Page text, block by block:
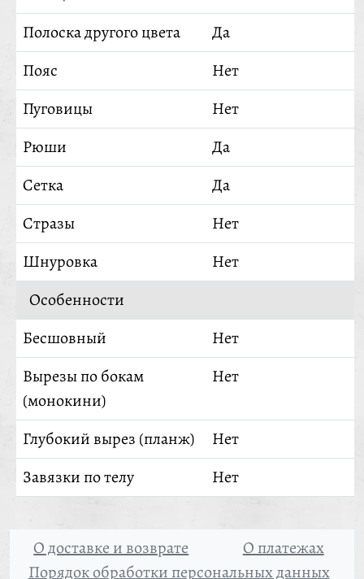
Полоска другого цвета
Да
Пояс
Нет
Пуговицы
Нет
Рюши
Да
Сетка
Да
Стразы
Нет
Шнуровка
Нет
Особенности
Бесшовный
Нет
Вырезы по бокам
(монокини)
Нет
Глубокий вырез (планж)
Нет
Завязки по телу
Нет
О доставке и возврате
О платежах
Порядок обработки персональных данных